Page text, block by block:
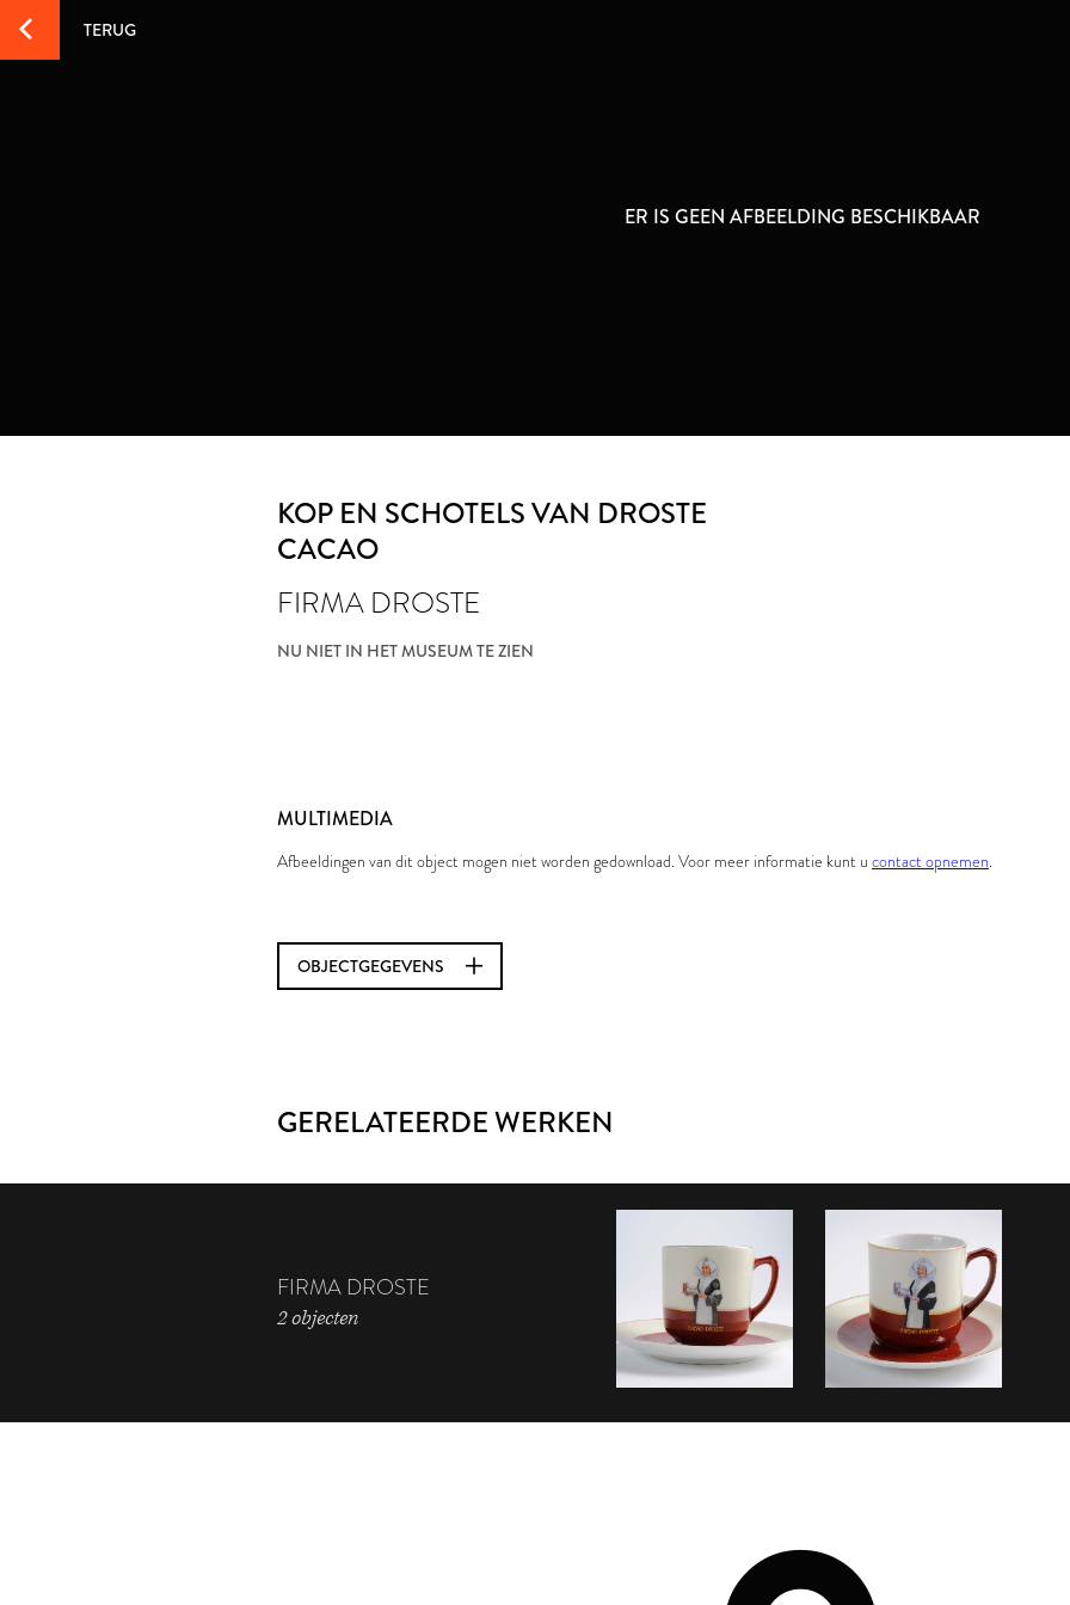
TERUG
ER IS GEEN AFBEELDING BESCHIKBAAR
KOP EN SCHOTELS VAN DROSTE
CACAO
FIRMA DROSTE
NU NIET IN HET MUSEUM TE ZIEN
MULTIMEDIA
Afbeeldingen van dit object mogen niet worden gedownload. Voor meer informatie kunt u contact opnemen.
OBJECTGEGEVENS
GERELATEERDE WERKEN
FIRMA DROSTE
2 objecten